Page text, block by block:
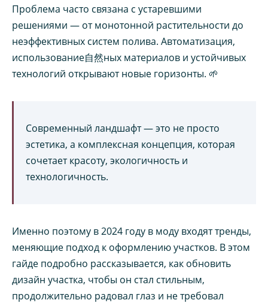
Проблема часто связана с устаревшими
решениями — от монотонной растительности до
неэффективных систем полива. Автоматизация,
использование自然ных материалов и устойчивых
технологий открывают новые горизонты. 🌱
Современный ландшафт — это не просто
эстетика, а комплексная концепция, которая
сочетает красоту, экологичность и
технологичность.
Именно поэтому в 2024 году в моду входят тренды,
меняющие подход к оформлению участков. В этом
гайде подробно рассказывается, как обновить
дизайн участка, чтобы он стал стильным,
продолжительно радовал глаз и не требовал